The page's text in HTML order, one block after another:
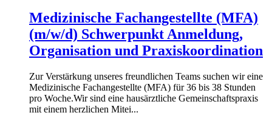
Medizinische Fachangestellte (MFA)
(m/w/d) Schwerpunkt Anmeldung,
Organisation und Praxiskoordination
Zur Verstärkung unseres freundlichen Teams suchen wir eine
Medizinische Fachangestellte (MFA) für 36 bis 38 Stunden
pro Woche.Wir sind eine hausärztliche Gemeinschaftspraxis
mit einem herzlichen Mitei...